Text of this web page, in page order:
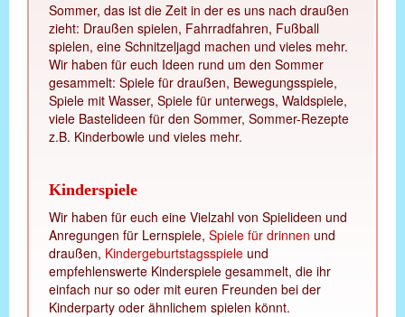
Sommer, das ist die Zeit in der es uns nach draußen
zieht: Draußen spielen, Fahrradfahren, Fußball
spielen, eine Schnitzeljagd machen und vieles mehr.
Wir haben für euch Ideen rund um den Sommer
gesammelt: Spiele für draußen, Bewegungsspiele,
Spiele mit Wasser, Spiele für unterwegs, Waldspiele,
viele Bastelideen für den Sommer, Sommer-Rezepte
z.B. Kinderbowle und vieles mehr.
Kinderspiele
Wir haben für euch eine Vielzahl von Spielideen und
Anregungen für Lernspiele, Spiele für drinnen und
draußen, Kindergeburtstagsspiele und
empfehlenswerte Kinderspiele gesammelt, die ihr
einfach nur so oder mit euren Freunden bei der
Kinderparty oder ähnlichem spielen könnt.